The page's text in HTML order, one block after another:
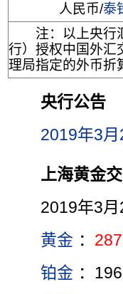
人民币/泰
注：以上央行
行）授权中国外汇
理局指定的外币折
央行公告
2019年3
上海黄金
2019年3月
黄金 ：
铂金 ：